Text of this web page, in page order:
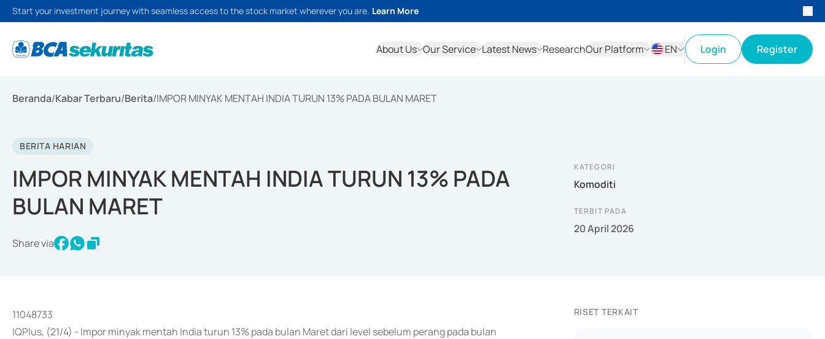
Start your investment journey with seamless access to the stock market wherever you are. Learn More
About Us Our Service Latest News ResearchOur Platform
EN
Login Register
Beranda/Kabar Terbaru/Berita/IMPOR MINYAK MENTAH INDIA TURUN 13% PADA BULAN MARET
BERITA HARIAN
IMPOR MINYAK MENTAH INDIA TURUN 13% PADA
BULAN MARET
Share via
KATEGORI
Komoditi
TERBIT PADA
20 April 2026
11048733
IQPlus, (21/4) - Impor minyak mentah India turun 13% pada bulan Maret dari level sebelum perang pada bulan
RISET TERKAIT